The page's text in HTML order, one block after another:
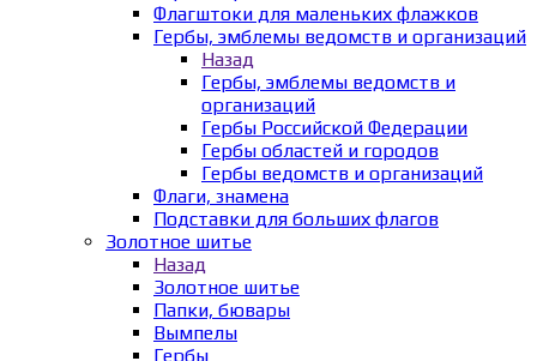
Флагштоки для маленьких флажков
Гербы, эмблемы ведомств и организаций
Назад
Гербы, эмблемы ведомств и
организаций
Гербы Российской Федерации
Гербы областей и городов
Гербы ведомств и организаций
Флаги, знамена
Подставки для больших флагов
Золотное шитье
Назад
Золотное шитье
Папки, бювары
Вымпелы
Гербы